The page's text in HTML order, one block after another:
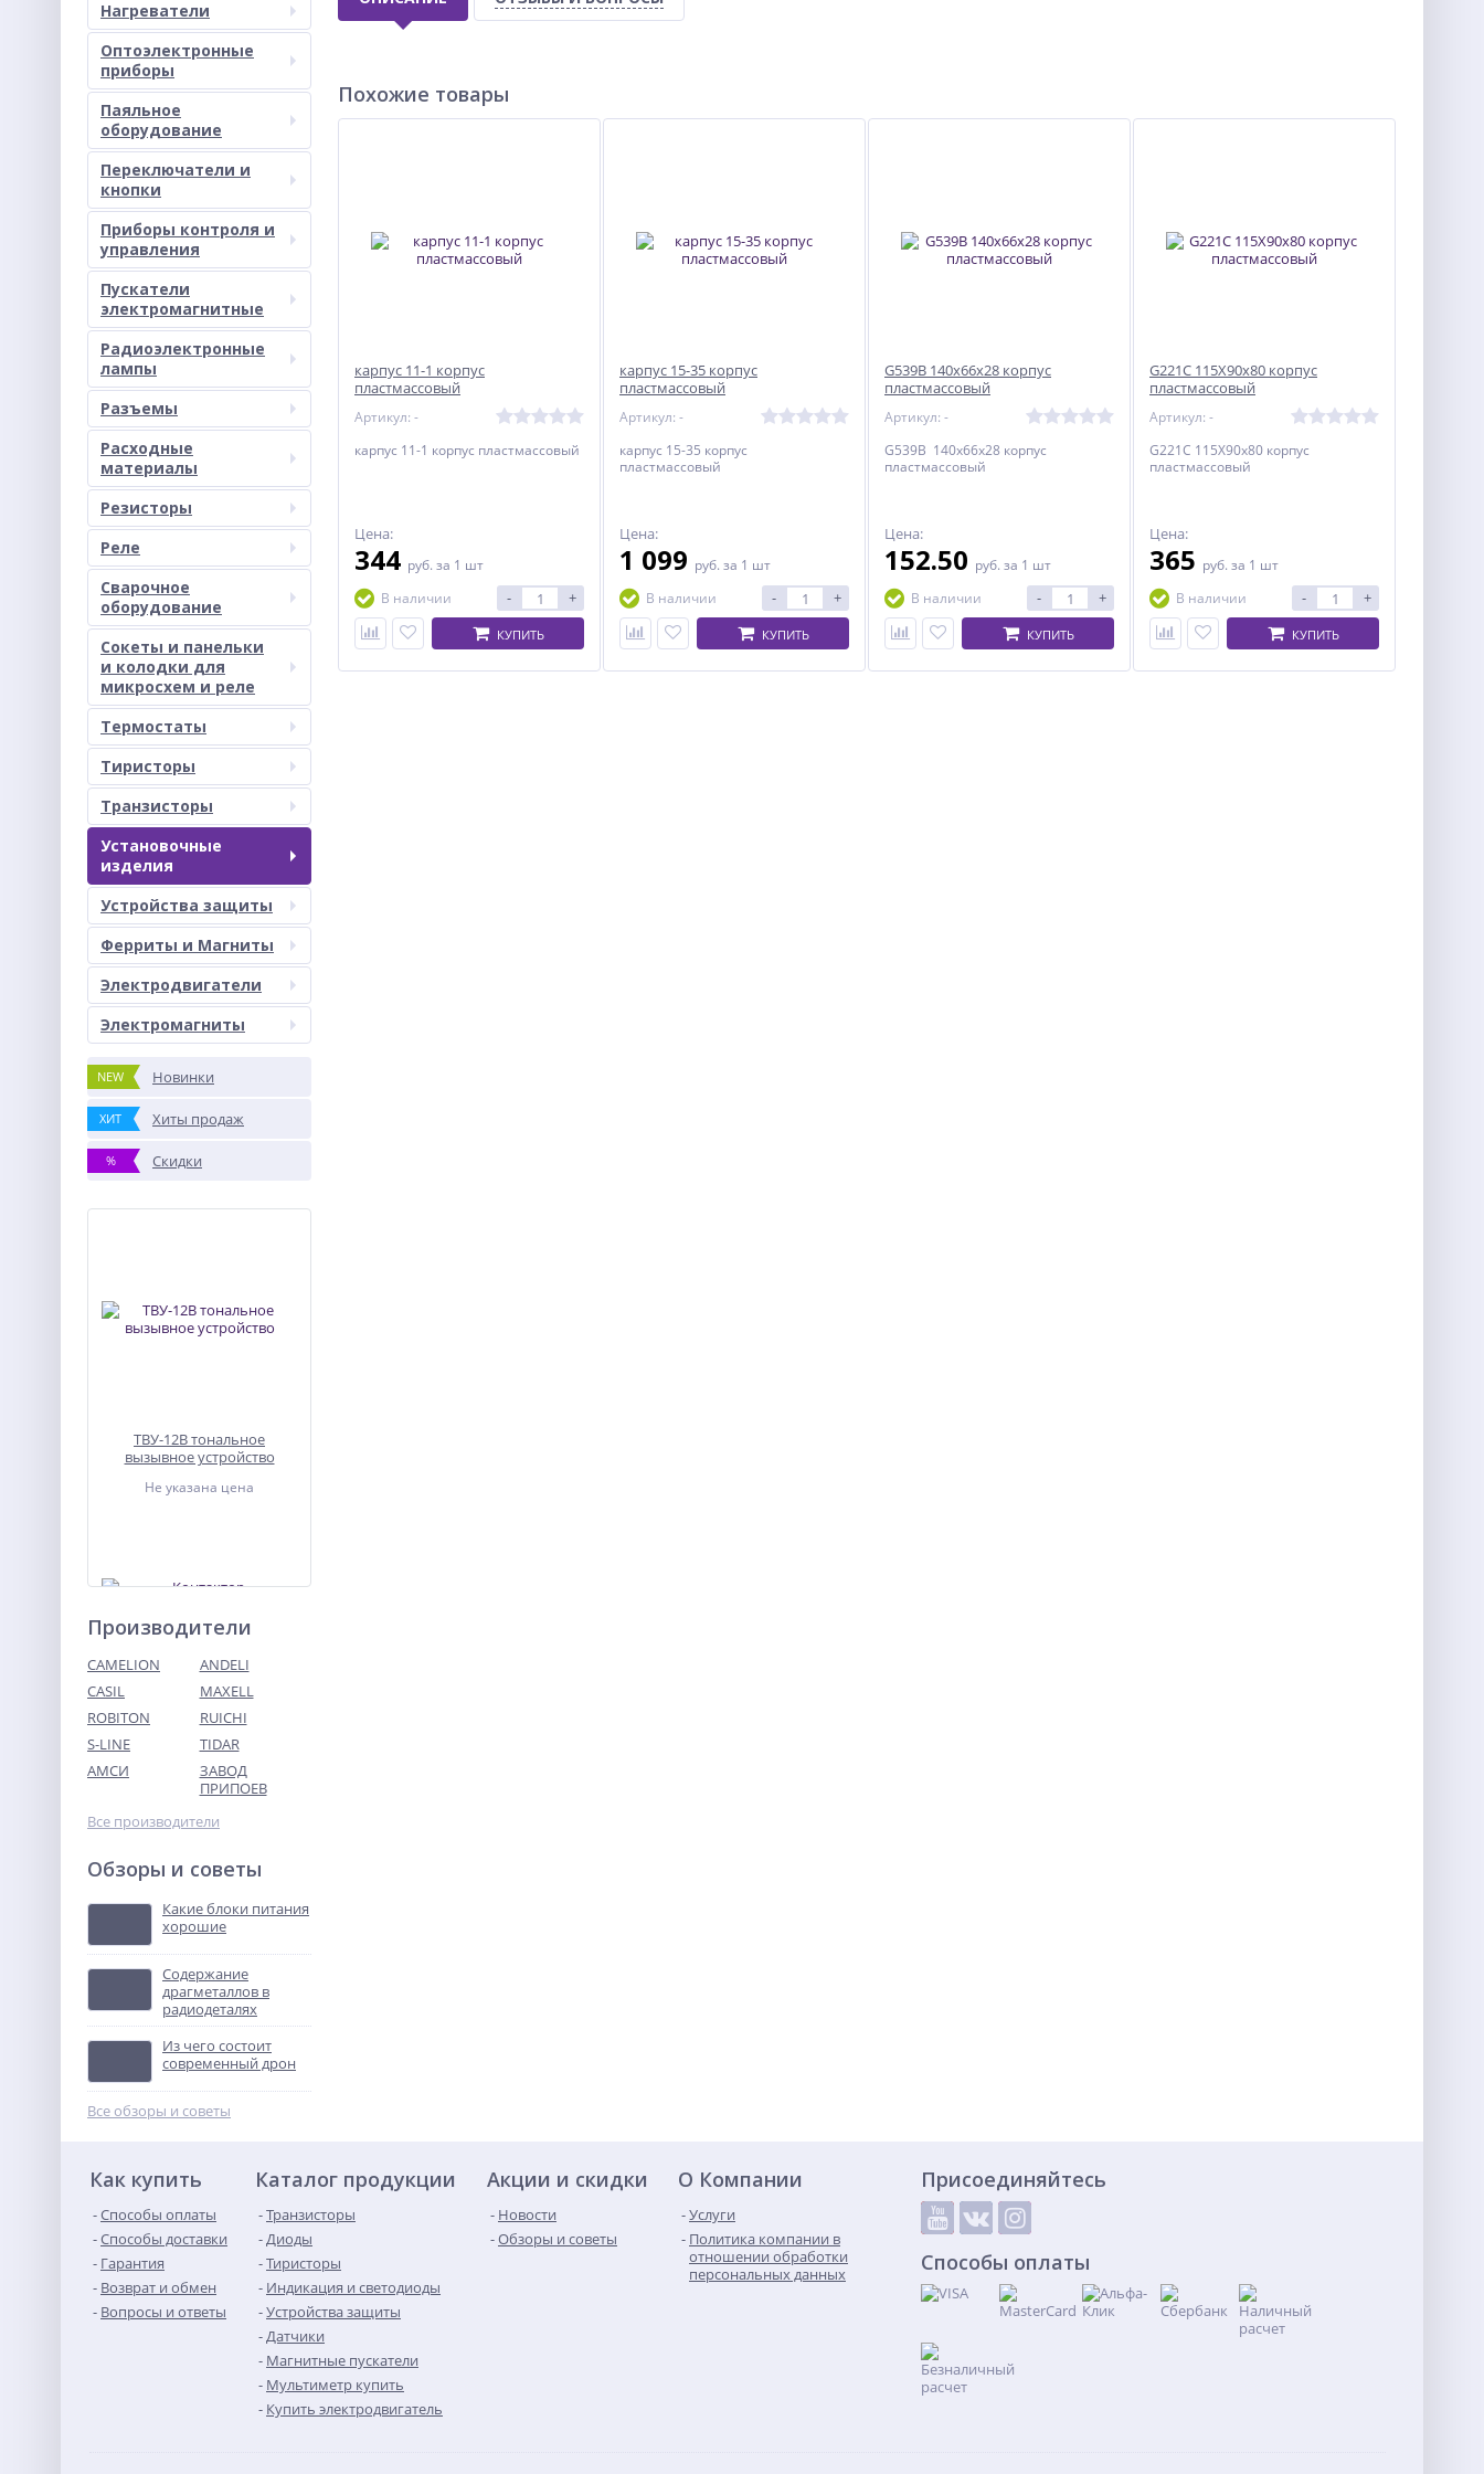
Нагреватели
Оптоэлектронные
приборы
Паяльное
оборудование
Переключатели и
кнопки
Приборы контроля и
управления
Пускатели
электромагнитные
Радиоэлектронные
лампы
Разъемы
Расходные
материалы
Резисторы
Реле
Сварочное
оборудование
Сокеты и панельки
и колодки для
микросхем и реле
Термостаты
Тиристоры
Транзисторы
Установочные
изделия
Устройства защиты
Ферриты и Магниты
Электродвигатели
Электромагниты
NEW Новинки
ХИТ Хиты продаж
% Скидки
ТВУ-12В тональное
вызывное устройство
Не указана цена
Контактор
ПМЛ-4160ДМ-80А-220АС-
Не указана цена
ВА57Ф35 200 А
выключатель
автоматический
Не указана цена
Производители
CAMELION
ANDELI
CASIL
MAXELL
ROBITON
RUICHI
S-LINE
TIDAR
АМСИ
ЗАВОД
ПРИПОЕВ
Все производители
Обзоры и советы
Какие блоки питания
хорошие
Содержание
драгметаллов в
радиодеталях
Из чего состоит
современный дрон
Все обзоры и советы
Похожие товары
карпус 11-1 корпус
пластмассовый
Артикул: -
карпус 11-1 корпус пластмассовый
Цена:
344 руб. за 1 шт
В наличии
- +
КУПИТЬ
карпус 15-35 корпус
пластмассовый
Артикул: -
карпус 15-35 корпус
пластмассовый
Цена:
1 099 руб. за 1 шт
В наличии
- +
КУПИТЬ
G539B 140x66x28 корпус
пластмассовый
Артикул: -
G539B 140x66x28 корпус
пластмассовый
Цена:
152.50 руб. за 1 шт
В наличии
- +
КУПИТЬ
G221C 115X90x80 корпус
пластмассовый
Артикул: -
G221C 115X90x80 корпус
пластмассовый
Цена:
365 руб. за 1 шт
В наличии
- +
КУПИТЬ
Как купить
Способы оплаты
Способы доставки
Гарантия
Возврат и обмен
Вопросы и ответы
Каталог продукции
Транзисторы
Диоды
Тиристоры
Индикация и светодиоды
Устройства защиты
Датчики
Магнитные пускатели
Мультиметр купить
Купить электродвигатель
Акции и скидки
Новости
Обзоры и советы
О Компании
Услуги
Политика компании в
отношении обработки
персональных данных
Присоединяйтесь
Способы оплаты